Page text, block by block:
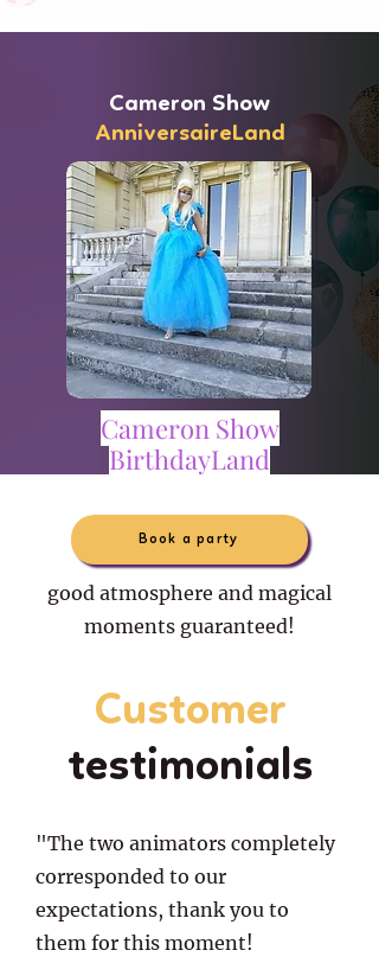
Cameron Show
AnniversaireLand
Cameron Show
BirthdayLand
Book a party
good atmosphere and magical
moments guaranteed!
Customer
testimonials
"The two animators completely
corresponded to our
expectations, thank you to
them for this moment!